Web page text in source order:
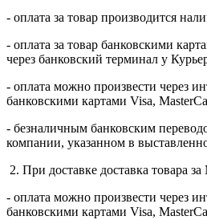
- оплата за товар производится
- оплата за товар банковскими
через банковский терминал у
- оплата можно произвести через
банковскими картами Visa,
- безналичным банковским
компании, указанном в
2. При доставке доставка товара
- оплата можно произвести через
банковскими картами Visa,